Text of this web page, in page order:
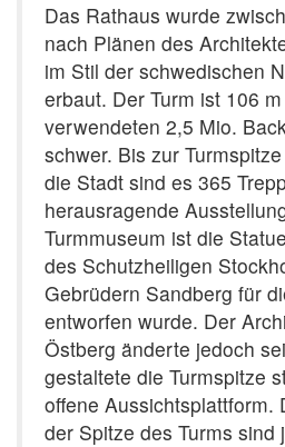
Das Rathaus wurde
nach Plänen des
im Stil der schwedischen
erbaut. Der Turm ist 106
verwendeten 2,5 Mio.
schwer. Bis zur
die Stadt sind es 365
herausragende
Turmmuseum ist die
des Schutzheiligen
Gebrüdern Sandberg für
entworfen wurde. Der
Östberg änderte jedoch
gestaltete die Turmspitze
offene Aussichtsplattform.
der Spitze des Turms sind